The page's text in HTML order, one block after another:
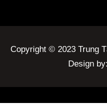
Copyright © 2023 Trung
Design